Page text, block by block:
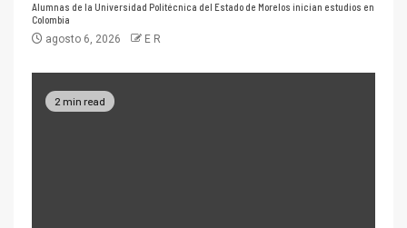
Alumnas de la Universidad Politécnica del Estado de Morelos inician estudios en
Colombia
agosto 6, 2026 E R
2 min read